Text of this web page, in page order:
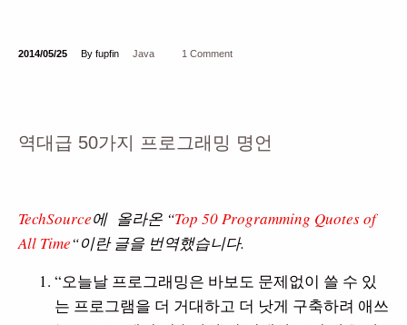
2014/05/25 By fupfin Java 1 Comment
역대급 50가지 프로그래밍 명언
TechSource에 올라온 “Top 50 Programming Quotes of
All Time“이란 글을 번역했습니다.
“오늘날 프로그래밍은 바보도 문제없이 쓸 수 있
는 프로그램을 더 거대하고 더 낫게 구축하려 애쓰